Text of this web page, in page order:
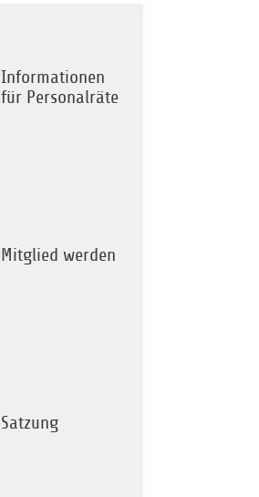
Informationen
für Personalräte
Mitglied werden
Satzung